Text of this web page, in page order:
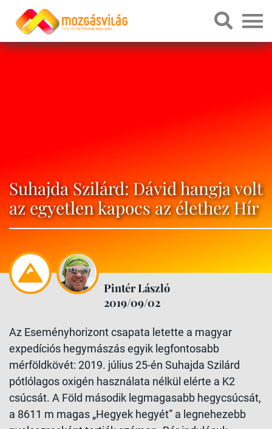
Suhajda Szilárd: Dávid hangja volt
az egyetlen kapocs az élethez Hír
Pintér László
2019/09/02
Az Eseményhorizont csapata letette a magyar
expedíciós hegymászás egyik legfontosabb
mérföldkövét: 2019. július 25-én Suhajda Szilárd
pótlólagos oxigén használata nélkül elérte a K2
csúcsát. A Föld második legmagasabb hegycsúcsát,
a 8611 m magas „Hegyek hegyét” a legnehezebb